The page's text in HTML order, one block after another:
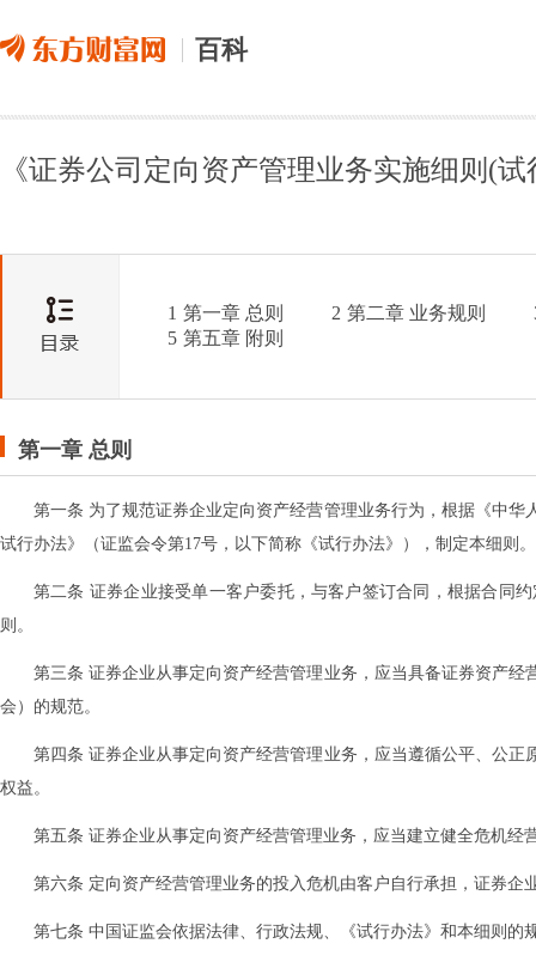
百科
《证券公司定向资产管理业务实施细则(试
1 第一章 总则 2 第二章 业务规则
5 第五章 附则
第一章 总则
第一条 为了规范证券企业定向资产经营管理业务行为，根据《中
试行办法》（证监会令第17号，以下简称《试行办法》），制定本细则。
第二条 证券企业接受单一客户委托，与客户签订合同，根据合同
则。
第三条 证券企业从事定向资产经营管理业务，应当具备证券资产
会）的规范。
第四条 证券企业从事定向资产经营管理业务，应当遵循公平、公
权益。
第五条 证券企业从事定向资产经营管理业务，应当建立健全危机
第六条 定向资产经营管理业务的投入危机由客户自行承担，证券
第七条 中国证监会依据法律、行政法规、《试行办法》和本细则